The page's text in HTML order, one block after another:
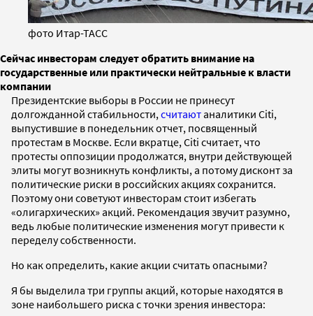
фото Итар-ТАСС
Сейчас инвесторам следует обратить внимание на
государственные или практически нейтральные к власти
компании
Президентские выборы в России не принесут
долгожданной стабильности, считаютаналитики Citi,
выпустившие в понедельник отчет, посвященный
протестам в Москве. Если вкратце, Citi считает, что
протесты оппозиции продолжатся, внутри действующей
элиты могут возникнуть конфликты, а потому дисконт за
политические риски в российских акциях сохранится.
Поэтому они советуют инвесторам стоит избегать
«олигархических» акций. Рекомендация звучит разумно,
ведь любые политические изменения могут привести к
переделу собственности.
Но как определить, какие акции считать опасными?
Я бы выделила три группы акций, которые находятся в
зоне наибольшего риска с точки зрения инвестора: